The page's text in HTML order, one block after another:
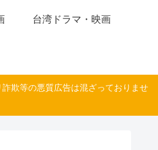
台湾ドラマ・映画
欺等の悪質広告は混ざっておりませ